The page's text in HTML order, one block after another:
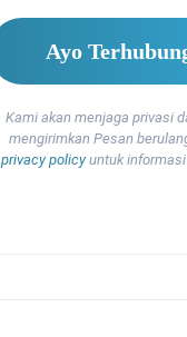
Kami akan menjaga privasi
mengirimkan Pesan
privacy policyuntuk informasi